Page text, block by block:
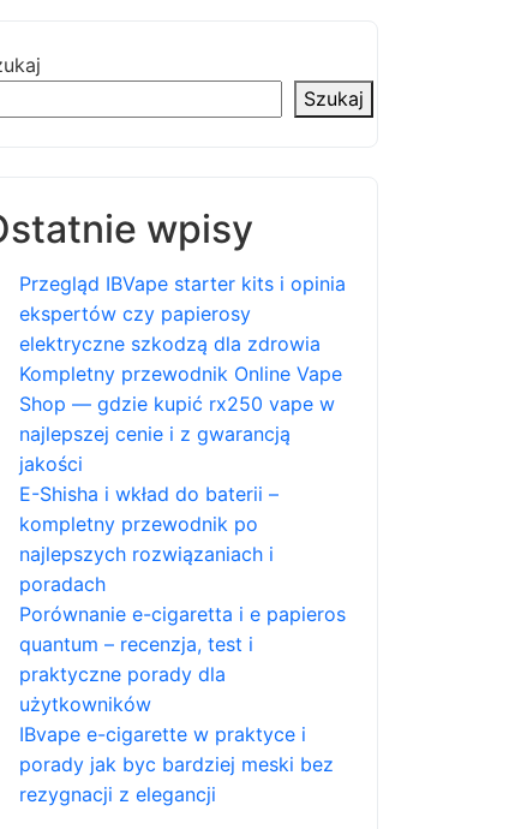
Szukaj
wpisy
Przegląd IBVape starter kits i opinia
ekspertów czy papierosy
elektryczne szkodzą dla zdrowia
Kompletny przewodnik Online Vape
Shop — gdzie kupić rx250 vape w
najlepszej cenie i z gwarancją
jakości
E-Shisha i wkład do baterii –
kompletny przewodnik po
najlepszych rozwiązaniach i
poradach
Porównanie e-cigaretta i e papieros
quantum – recenzja, test i
praktyczne porady dla
użytkowników
IBvape e-cigarette w praktyce i
porady jak byc bardziej meski bez
rezygnacji z elegancji